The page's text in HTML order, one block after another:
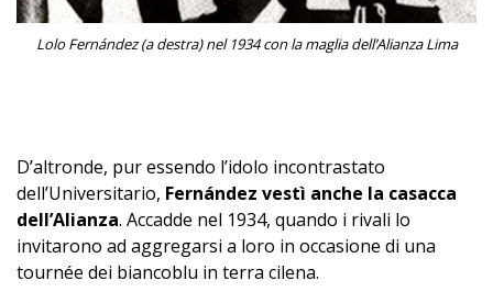
Lolo Fernández (a destra) nel 1934 con la maglia dell’Alianza Lima
D’altronde, pur essendo l’idolo incontrastato
dell’Universitario, Fernández vestì anche la casacca
dell’Alianza. Accadde nel 1934, quando i rivali lo
invitarono ad aggregarsi a loro in occasione di una
tournée dei biancoblu in terra cilena.